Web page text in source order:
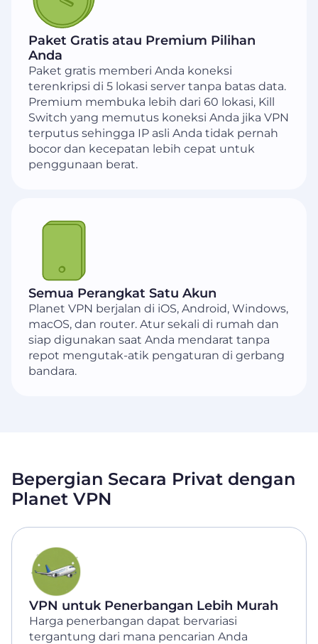
Paket Gratis atau Premium Pilihan
Anda
Paket gratis memberi Anda koneksi
terenkripsi di 5 lokasi server tanpa batas data.
Premium membuka lebih dari 60 lokasi, Kill
Switch yang memutus koneksi Anda jika VPN
terputus sehingga IP asli Anda tidak pernah
bocor dan kecepatan lebih cepat untuk
penggunaan berat.
Semua Perangkat Satu Akun
Planet VPN berjalan di iOS, Android, Windows,
macOS, dan router. Atur sekali di rumah dan
siap digunakan saat Anda mendarat tanpa
repot mengutak-atik pengaturan di gerbang
bandara.
Bepergian Secara Privat dengan
Planet VPN
VPN untuk Penerbangan Lebih Murah
Harga penerbangan dapat bervariasi
tergantung dari mana pencarian Anda